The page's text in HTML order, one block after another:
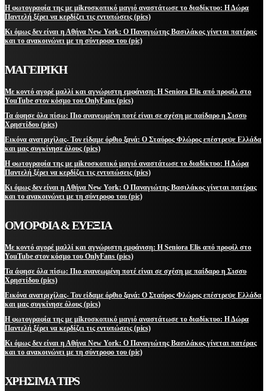
Η φωτογραφία της με μikroσκοπικό μαγιό αναστάτωσε το διαδίκτυο: Η Δώρα
Παντελή ξέρει να κερδίζει τις εντυπώσεις (pics)
Κι όμως δεν είναι η Αθήνα New York: Ο Παναγιώτης Βασιλάκος γίνεται πατέρας
και το ανακοινώνει με τη σύντροφο του (pic)
ΜΑΓΕΙΡΙΚΗ
Με κοντό αγορέ μαλλί και αγνώριστη εμφάνιση: Η Seniora Elis από προφίλ στο
YouTube στον κόσμο του OnlyFans (pics)
Τα άφησε όλα πίσω: Πιο ανανεωμένη ποτέ είναι σε σχέση με παίδαρο η Σισσυ
Χρηστίδου (pics)
Εικόνα ανατριχίλας- Τον είδαμε όρθιο ξανά: Ο Σταύρος Φλώρος επέστρεψε Ελλάδα
και μας συγκίνησε όλους (pics)
Η φωτογραφία της με μikroσκοπικό μαγιό αναστάτωσε το διαδίκτυο: Η Δώρα
Παντελή ξέρει να κερδίζει τις εντυπώσεις (pics)
Κι όμως δεν είναι η Αθήνα New York: Ο Παναγιώτης Βασιλάκος γίνεται πατέρας
και το ανακοινώνει με τη σύντροφο του (pic)
ΟΜΟΡΦΙΑ & ΕΥΕΞΙΑ
Με κοντό αγορέ μαλλί και αγνώριστη εμφάνιση: Η Seniora Elis από προφίλ στο
YouTube στον κόσμο του OnlyFans (pics)
Τα άφησε όλα πίσω: Πιο ανανεωμένη ποτέ είναι σε σχέση με παίδαρο η Σισσυ
Χρηστίδου (pics)
Εικόνα ανατριχίλας- Τον είδαμε όρθιο ξανά: Ο Σταύρος Φλώρος επέστρεψε Ελλάδα
και μας συγκίνησε όλους (pics)
Η φωτογραφία της με μikroσκοπικό μαγιό αναστάτωσε το διαδίκτυο: Η Δώρα
Παντελή ξέρει να κερδίζει τις εντυπώσεις (pics)
Κι όμως δεν είναι η Αθήνα New York: Ο Παναγιώτης Βασιλάκος γίνεται πατέρας
και το ανακοινώνει με τη σύντροφο του (pic)
ΧΡΗΣΙΜΑ TIPS